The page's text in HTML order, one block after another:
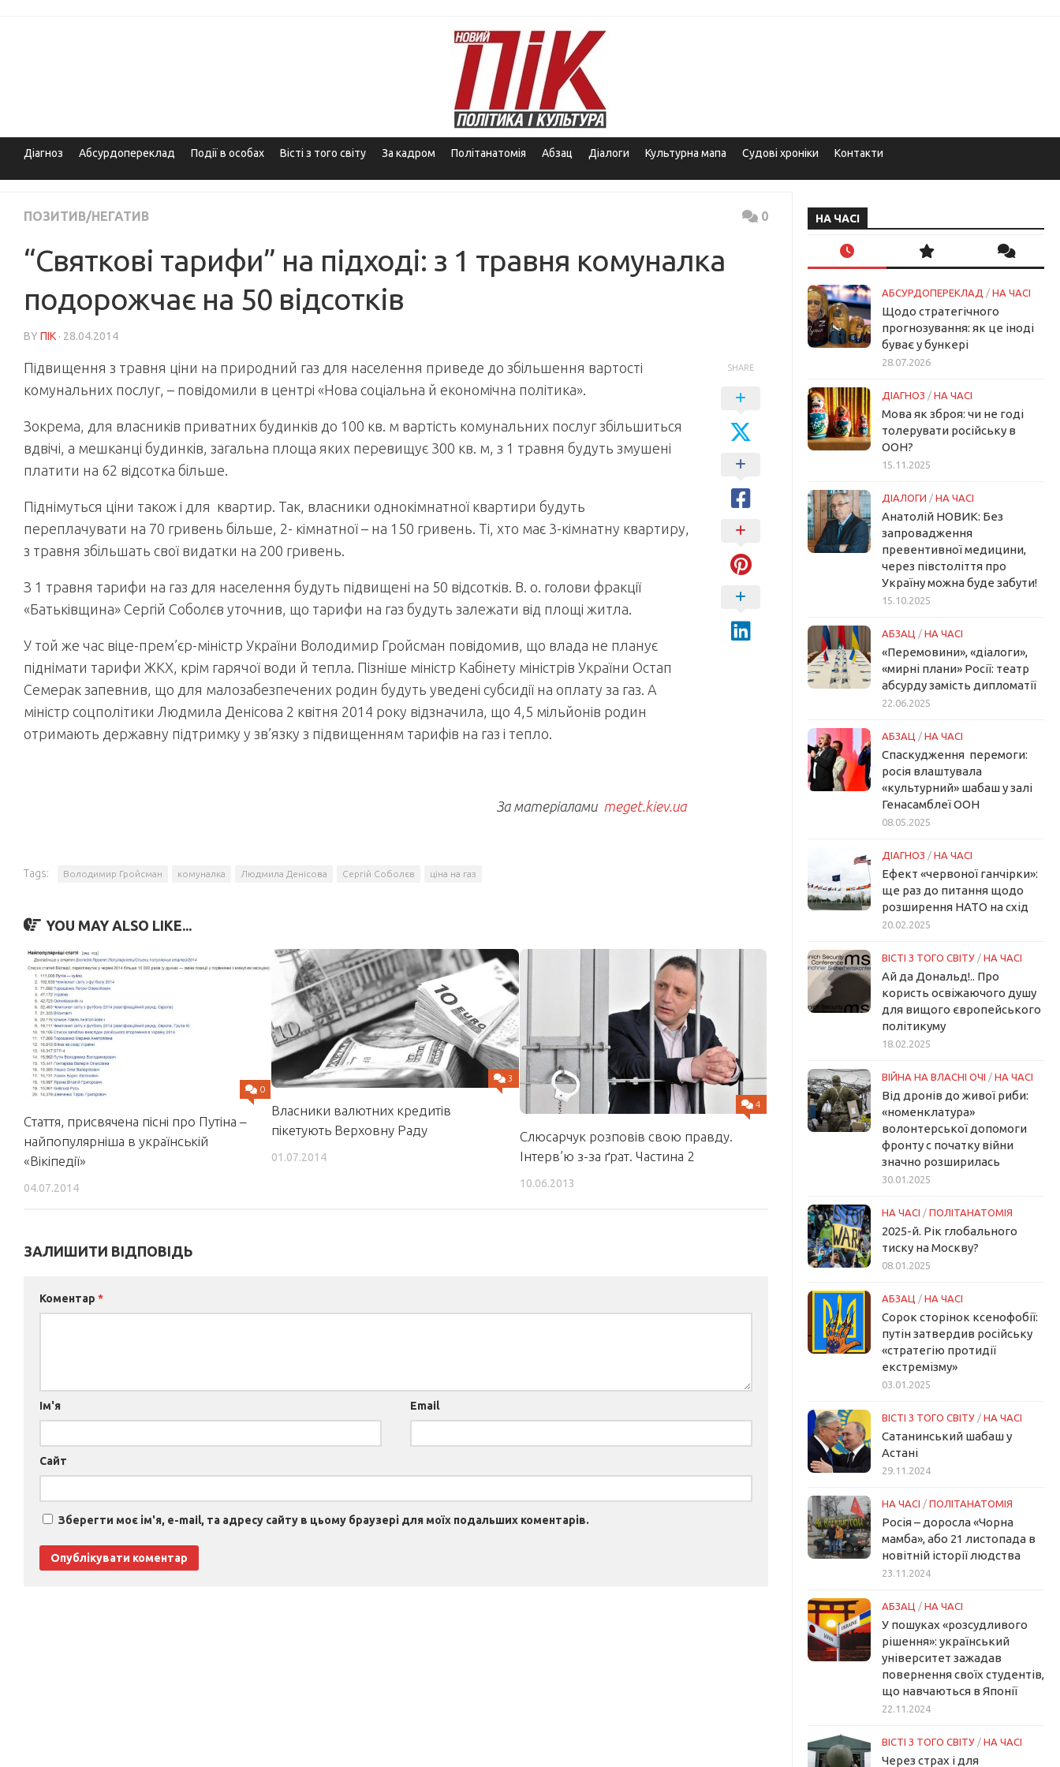
Діагноз Абсурдопереклад Події в особах Вісті з того світу За кадром Політанатомія Абзац Діалоги Культурна мапа Судові хроніки Контакти
ПОЗИТИВ/НЕГАТИВ 0
“Святкові тарифи” на підході: з 1 травня комуналка
подорожчає на 50 відсотків
BY ПІК · 28.04.2014
Підвищення з травня ціни на природний газ для населення приведе до збільшення вартості
комунальних послуг, – повідомили в центрі «Нова соціальна й економічна політика».
Зокрема, для власників приватних будинків до 100 кв. м вартість комунальних послуг збільшиться
вдвічі, а мешканці будинків, загальна площа яких перевищує 300 кв. м, з 1 травня будуть змушені
платити на 62 відсотка більше.
Піднімуться ціни також і для квартир. Так, власники однокімнатної квартири будуть
переплачувати на 70 гривень більше, 2- кімнатної – на 150 гривень. Ті, хто має 3-кімнатну квартиру,
з травня збільшать свої видатки на 200 гривень.
З 1 травня тарифи на газ для населення будуть підвищені на 50 відсотків. В. о. голови фракції
«Батьківщина» Сергій Соболєв уточнив, що тарифи на газ будуть залежати від площі житла.
У той же час віце-прем’єр-міністр України Володимир Гройсман повідомив, що влада не планує
піднімати тарифи ЖКХ, крім гарячої води й тепла. Пізніше міністр Кабінету міністрів України Остап
Семерак запевнив, що для малозабезпечених родин будуть уведені субсидії на оплату за газ. А
міністр соцполітики Людмила Денісова 2 квітня 2014 року відзначила, що 4,5 мільйонів родин
отримають державну підтримку у зв’язку з підвищенням тарифів на газ і тепло.
За матеріалами meget.kiev.ua
SHARE
Tags: Володимир Гройсман комуналка Людмила Денісова Сергій Соболєв ціна на газ
YOU MAY ALSO LIKE...
0
Стаття, присвячена пісні про Путіна –
найпопулярніша в українській
«Вікіпедії»
04.07.2014
3
Власники валютних кредитів
пікетують Верховну Раду
01.07.2014
4
Слюсарчук розповів свою правду.
Інтерв’ю з-за ґрат. Частина 2
10.06.2013
ЗАЛИШИТИ ВІДПОВІДЬ
Коментар *
Ім'я Email
Сайт
Зберегти моє ім'я, e-mail, та адресу сайту в цьому браузері для моїх подальших коментарів.
НА ЧАСІ
АБСУРДОПЕРЕКЛАД / НА ЧАСІ
Щодо стратегічного
прогнозування: як це іноді
буває у бункері
28.07.2026
ДІАГНОЗ / НА ЧАСІ
Мова як зброя: чи не годі
толерувати російську в
ООН?
15.11.2025
ДІАЛОГИ / НА ЧАСІ
Анатолій НОВИК: Без
запровадження
превентивної медицини,
через півстоліття про
Україну можна буде забути!
15.10.2025
АБЗАЦ / НА ЧАСІ
«Перемовини», «діалоги»,
«мирні плани» Росії: театр
абсурду замість дипломатії
22.06.2025
АБЗАЦ / НА ЧАСІ
Спаскудження перемоги:
росія влаштувала
«культурний» шабаш у залі
Генасамблеї ООН
08.05.2025
ДІАГНОЗ / НА ЧАСІ
Ефект «червоної ганчірки»:
ще раз до питання щодо
розширення НАТО на схід
20.02.2025
ВІСТІ З ТОГО СВІТУ / НА ЧАСІ
Ай да Дональд!.. Про
користь освіжаючого душу
для вищого європейського
політикуму
18.02.2025
ВІЙНА НА ВЛАСНІ ОЧІ / НА ЧАСІ
Від дронів до живої риби:
«номенклатура»
волонтерської допомоги
фронту с початку війни
значно розширилась
30.01.2025
НА ЧАСІ / ПОЛІТАНАТОМІЯ
2025-й. Рік глобального
тиску на Москву?
08.01.2025
АБЗАЦ / НА ЧАСІ
Сорок сторінок ксенофобії:
путін затвердив російську
«стратегію протидії
екстремізму»
03.01.2025
ВІСТІ З ТОГО СВІТУ / НА ЧАСІ
Сатанинський шабаш у
Астані
29.11.2024
НА ЧАСІ / ПОЛІТАНАТОМІЯ
Росія – доросла «Чорна
мамба», або 21 листопада в
новітній історії людства
23.11.2024
АБЗАЦ / НА ЧАСІ
У пошуках «розсудливого
рішення»: український
університет зажадав
повернення своїх студентів,
що навчаються в Японії
22.11.2024
ВІСТІ З ТОГО СВІТУ / НА ЧАСІ
Через страх і для